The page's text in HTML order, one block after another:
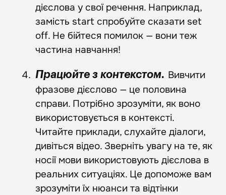
дієслова у свої речення. Наприклад,
замість start спробуйте сказати set
off. Не бійтеся помилок — вони теж
частина навчання!
Працюйте з контекстом. Вивчити
фразове дієслово — це половина
справи. Потрібно зрозуміти, як воно
використовується в контексті.
Читайте приклади, слухайте діалоги,
дивіться відео. Зверніть увагу на те, як
носії мови використовують дієслова в
реальних ситуаціях. Це допоможе вам
зрозуміти їх нюанси та відтінки